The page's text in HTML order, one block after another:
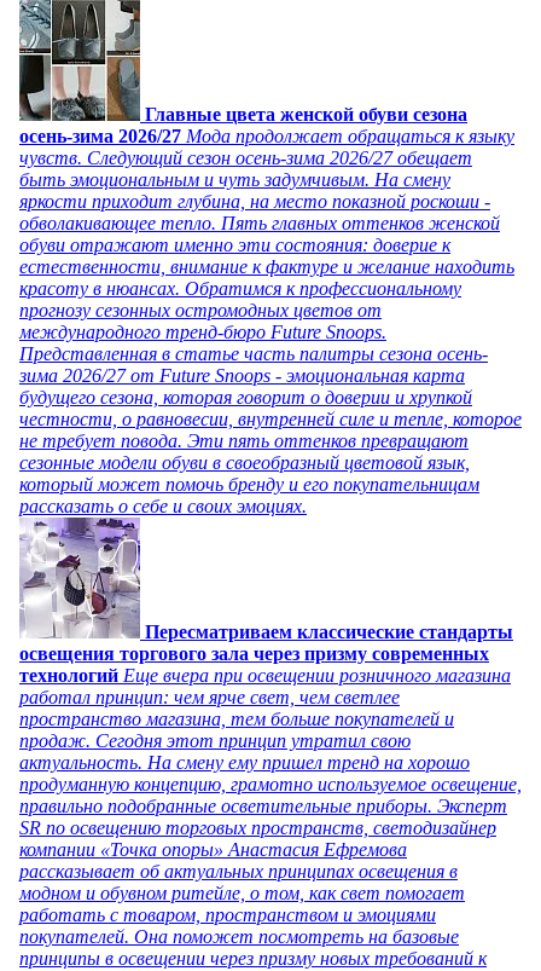
Главные цвета женской обуви сезона
осень-зима 2026/27 Мода продолжает обращаться к языку
чувств. Следующий сезон осень-зима 2026/27 обещает
быть эмоциональным и чуть задумчивым. На смену
яркости приходит глубина, на место показной роскоши -
обволакивающее тепло. Пять главных оттенков женской
обуви отражают именно эти состояния: доверие к
естественности, внимание к фактуре и желание находить
красоту в нюансах. Обратимся к профессиональному
прогнозу сезонных остромодных цветов от
международного тренд-бюро Future Snoops.
Представленная в статье часть палитры сезона осень-
зима 2026/27 от Future Snoops - эмоциональная карта
будущего сезона, которая говорит о доверии и хрупкой
честности, о равновесии, внутренней силе и тепле, которое
не требует повода. Эти пять оттенков превращают
сезонные модели обуви в своеобразный цветовой язык,
который может помочь бренду и его покупательницам
рассказать о себе и своих эмоциях.
Пересматриваем классические стандарты
освещения торгового зала через призму современных
технологий Еще вчера при освещении розничного магазина
работал принцип: чем ярче свет, чем светлее
пространство магазина, тем больше покупателей и
продаж. Сегодня этот принцип утратил свою
актуальность. На смену ему пришел тренд на хорошо
продуманную концепцию, грамотно используемое освещение,
правильно подобранные осветительные приборы. Эксперт
SR по освещению торговых пространств, светодизайнер
компании «Точка опоры» Анастасия Ефремова
рассказывает об актуальных принципах освещения в
модном и обувном ритейле, о том, как свет помогает
работать с товаром, пространством и эмоциями
покупателей. Она поможет посмотреть на базовые
принципы в освещении через призму новых требований к